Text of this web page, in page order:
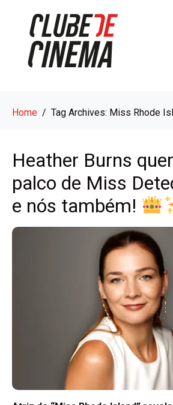
Home Tag Archives: Miss Rhode
Heather Burns
palco de Miss
e nós também!